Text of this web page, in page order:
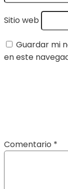
Sitio web
Guardar mi
en este
Comentario *